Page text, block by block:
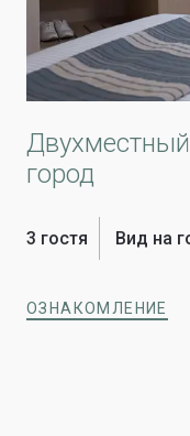
город
3 гостя Вид на
ОЗНАКОМЛЕНИЕ